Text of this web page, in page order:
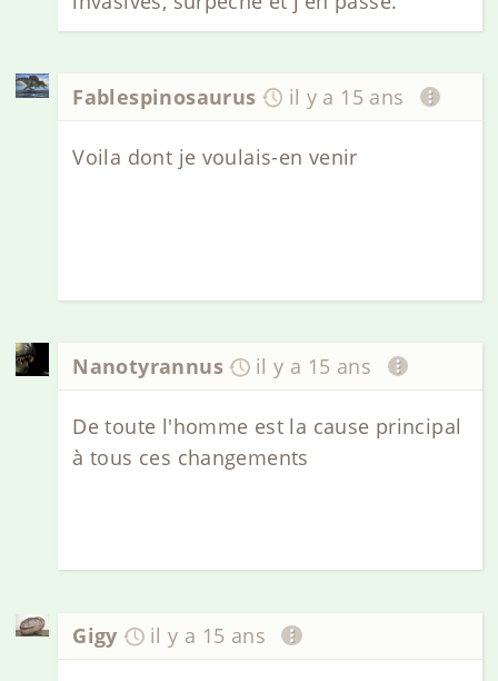
Fablespinosaurus il y a 15 ans
Voila dont je voulais-en venir
Nanotyrannus il y a 15 ans
De toute l'homme est la cause principal
à tous ces changements
Gigy il y a 15 ans